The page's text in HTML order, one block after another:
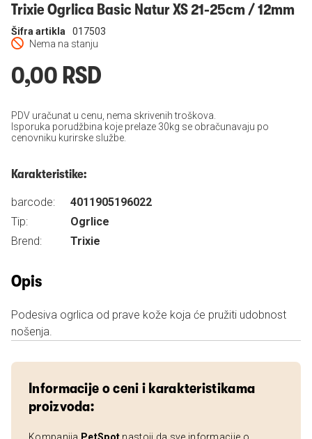
Trixie Ogrlica Basic Natur XS 21-25cm / 12mm
Nema na stanju
Šifra artikla 017503
0,00 RSD
PDV uračunat u cenu, nema skrivenih troškova.
Isporuka porudžbina koje prelaze 30kg se obračunavaju po
cenovniku kurirske službe.
Karakteristike:
barcode:
4011905196022
Tip:
Ogrlice
Brend:
Trixie
Opis
Podesiva ogrlica od prave kože koja će pružiti udobnost
nošenja.
Informacije o ceni i karakteristikama
proizvoda: